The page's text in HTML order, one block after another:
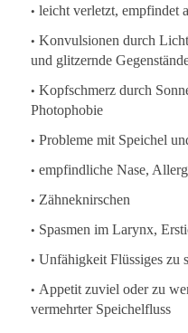
• leicht verletzt, empfindet
• Konvulsionen durch
und glitzernde
• Kopfschmerz durch
Photophobie
• Probleme mit Speichel
• empfindliche Nase,
• Zähneknirschen
• Spasmen im Larynx,
• Unfähigkeit Flüssiges zu
• Appetit zuviel oder zu
vermehrter Speichelfluss